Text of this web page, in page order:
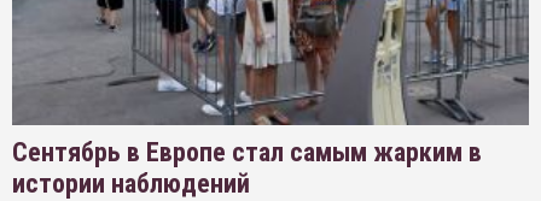
Сентябрь в Европе стал самым жарким в
истории наблюдений